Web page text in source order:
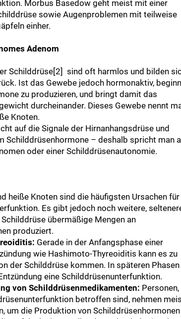
Morbus Basedow geht meist mit einer
sowie Augenproblemen mit teilweise
einher.
Adenom
Schilddrüse[2] sind oft harmlos und bilden
Ist das Gewebe jedoch hormonaktiv,
zu produzieren, und bringt damit das
durcheinander. Dieses Gewebe nennt
Knoten.
auf die Signale der Hirnanhangsdrüse und
Schilddrüsenhormone – deshalb spricht man
oder einer Schilddrüsenautonomie.
heiße Knoten sind die häufigsten Ursachen für
Es gibt jedoch noch weitere,
übermäßige Mengen an
produziert.
Gerade in der Anfangsphase einer
wie Hashimoto-Thyreoiditis kann es zu
der Schilddrüse kommen. In späteren Phasen
eine Schilddrüsenunterfunktion.
von Schilddrüsenmedikamenten:
betroffen sind, nehmen
um die Produktion von